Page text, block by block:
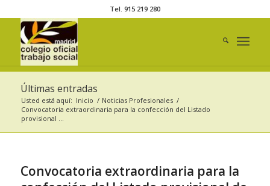
Tel. 915 219 280
Últimas entradas
Usted está aquí: Inicio / Noticias Profesionales /
Convocatoria extraordinaria para la confección del Listado
provisional ...
Convocatoria extraordinaria para la